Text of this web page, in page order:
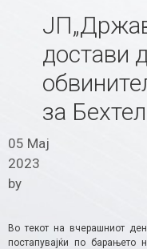
достави
за
05 Мај
2023
by
Во текот на вчерашниот
постапувајќи по барањето